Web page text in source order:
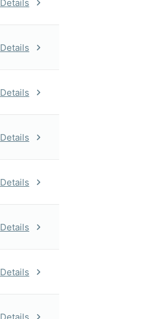
Details
Details
Details
Details
Details
Details
Details